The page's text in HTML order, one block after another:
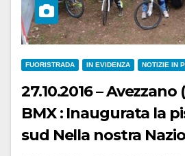
FUORISTRADA IN EVIDENZA NOTIZIE IN
27.10.2016 – Avezzano
BMX : Inaugurata la
sud Nella nostra